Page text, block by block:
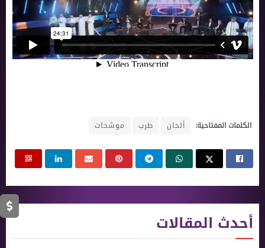
الكلمات المفتاحية: ألحان طرب موشحات
أحدث المقالات